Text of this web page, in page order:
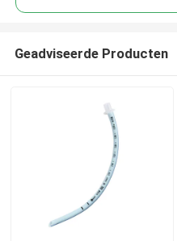
Geadviseerde Producten